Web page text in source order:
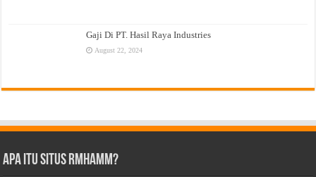
Gaji Di PT. Hasil Raya Industries
August 22, 2024
Apa Itu Situs Rmhamm?